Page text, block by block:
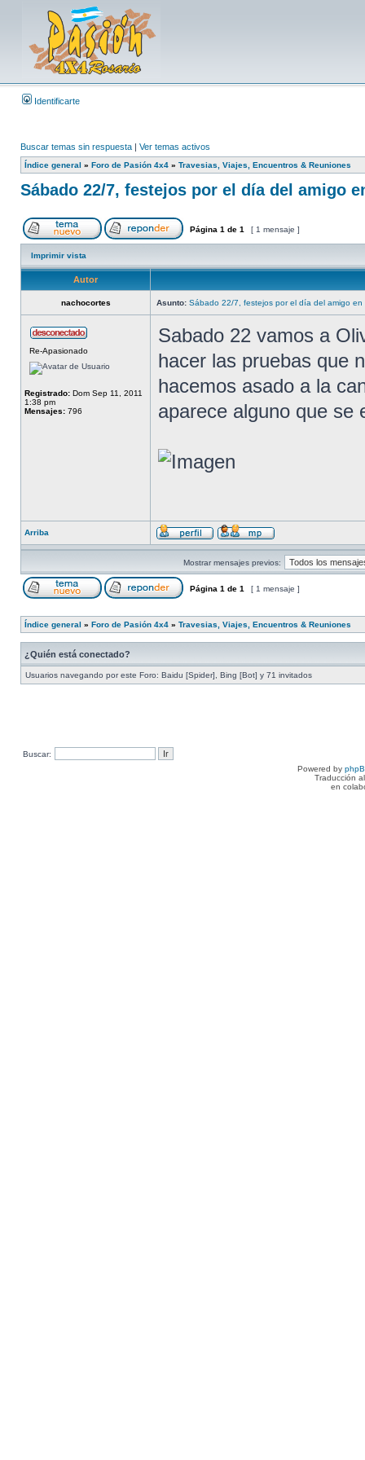
Identificarte
Buscar temas sin respuesta | Ver temas activos
Índice general » Foro de Pasión 4x4 » Travesias, Viajes, Encuentros & Reuniones
Sábado 22/7, festejos por el día del amigo
Página 1 de 1 [ 1 mensaje ]
Imprimir vista
Autor
nachocortes Asunto: Sábado 22/7, festejos por el día del amigo en
Re-Apasionado
Registrado: Dom Sep 11, 2011
1:38 pm
Mensajes: 796
Sabado 22 vamos a
hacer las pruebas que
hacemos asado a la
aparece alguno que se
Arriba
Mostrar mensajes previos:
Página 1 de 1 [ 1 mensaje ]
Índice general » Foro de Pasión 4x4 » Travesias, Viajes, Encuentros & Reuniones
¿Quién está conectado?
Usuarios navegando por este Foro: Baidu [Spider], Bing [Bot] y 71 invitados
Buscar:
Powered by
Traducción
en